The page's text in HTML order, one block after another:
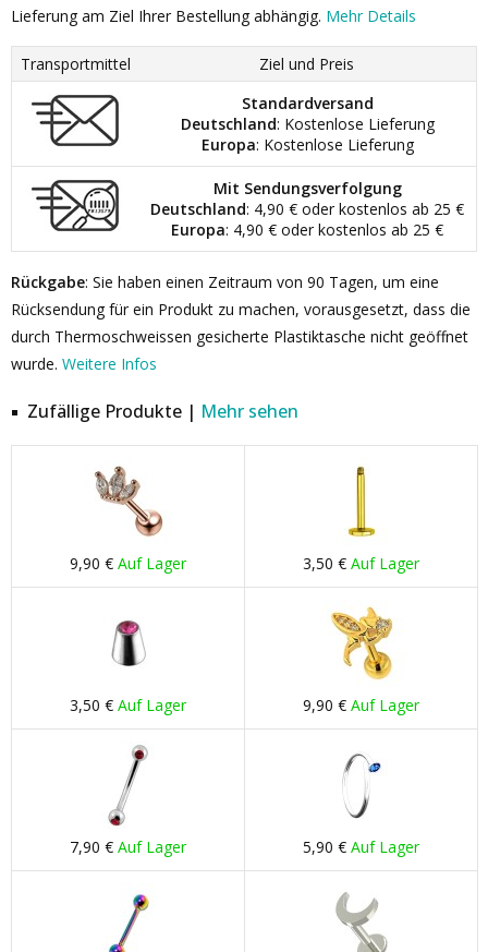
Lieferung am Ziel Ihrer Bestellung abhängig. Mehr Details
Transportmittel
Ziel und Preis
Standardversand
Deutschland: Kostenlose Lieferung
Europa: Kostenlose Lieferung
Mit Sendungsverfolgung
Deutschland: 4,90 € oder kostenlos ab 25 €
Europa: 4,90 € oder kostenlos ab 25 €
Rückgabe: Sie haben einen Zeitraum von 90 Tagen, um eine
Rücksendung für ein Produkt zu machen, vorausgesetzt, dass die
durch Thermoschweissen gesicherte Plastiktasche nicht geöffnet
wurde. Weitere Infos
Zufällige Produkte | Mehr sehen
9,90 € Auf Lager 3,50 € Auf Lager
3,50 € Auf Lager 9,90 € Auf Lager
7,90 € Auf Lager 5,90 € Auf Lager